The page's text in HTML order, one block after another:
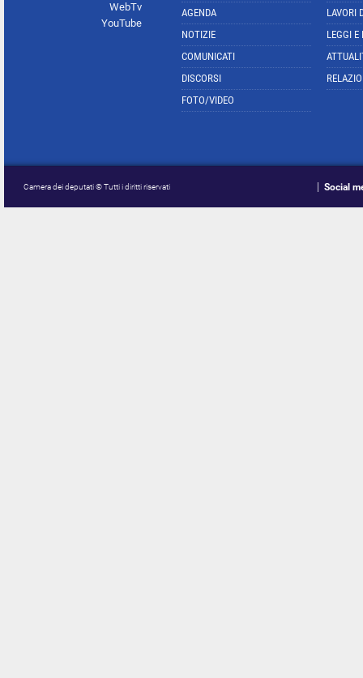
WebTv
YouTube
AGENDA
NOTIZIE
COMUNICATI
DISCORSI
FOTO/VIDEO
LAVORI
LEGGI E
Camera dei deputati © Tutti i diritti riservati Social